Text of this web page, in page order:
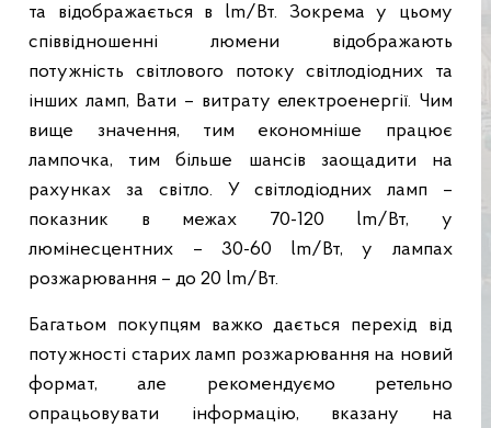
та відображається в lm/Вт. Зокрема у цьому
співвідношенні люмени відображають
потужність світлового потоку світлодіодних та
інших ламп, Вати – витрату електроенергії. Чим
вище значення, тим економніше працює
лампочка, тим більше шансів заощадити на
рахунках за світло. У світлодіодних ламп –
показник в межах 70-120 lm/Вт, у
люмінесцентних – 30-60 lm/Вт, у лампах
розжарювання – до 20 lm/Вт.
Багатьом покупцям важко дається перехід від
потужності старих ламп розжарювання на новий
формат, але рекомендуємо ретельно
опрацьовувати інформацію, вказану на